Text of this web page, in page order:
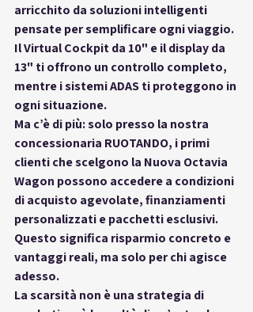
arricchito da soluzioni intelligenti
pensate per semplificare ogni viaggio.
Il Virtual Cockpit da 10" e il display da
13" ti offrono un controllo completo,
mentre i sistemi ADAS ti proteggono in
ogni situazione.
Ma c’è di più: solo presso la nostra
concessionaria RUOTANDO, i primi
clienti che scelgono la Nuova Octavia
Wagon possono accedere a condizioni
di acquisto agevolate, finanziamenti
personalizzati e pacchetti esclusivi.
Questo significa risparmio concreto e
vantaggi reali, ma solo per chi agisce
adesso.
La scarsità non è una strategia di